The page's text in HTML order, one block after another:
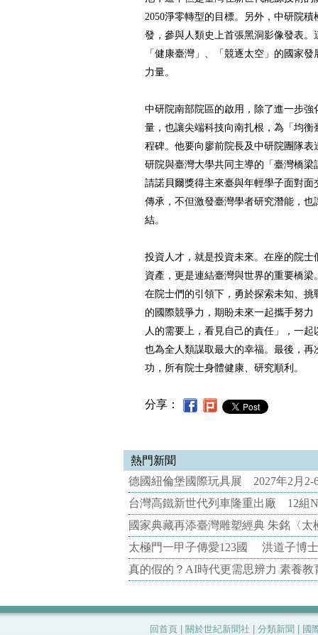
2050淨零轉型的目標。另外，中研院
發，參與人類史上首張黑洞影像發表
「健康臺灣」、「競逐太空」的國家
力量。
中研院南部院區的啟用，除了進一步
量，也讓尖端科技向南扎根，為「均
程碑。他要向廖前院長及中研院團隊
研院與臺灣大學共同主導的「臺灣橋
請諾貝爾獎得主來臺與年輕學子面對
傳承，不但激發臺灣學者研究潛能，
結。
投資人才，就是投資未來。在座的院
資產，更是連結臺灣與世界的重要橋
在院士們的引領下，勇於探索未知、
的國際競爭力，期盼未來一起攜手努
人的需要上，看見自己的責任」，一
也為全人類謀取最大的幸福。最後，
功，所有院士身體健康、研究順利。
分享：
熱門新聞
德國紐倫堡國際玩具展 2027年2月2-
台灣高鐵新世代列車隆重出廠 12組
國家典藏再添臺灣雕塑經典 朱銘〈
太極門一甲子傳愛123國 洪道子博
真的假的？AI時代更需思辨力 素養
回首頁 關於世紀新聞社 分類新聞
國